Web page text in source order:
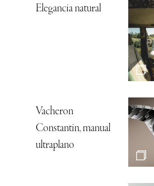
Elegancia natural
Vacheron
Constantin, manual
ultraplano